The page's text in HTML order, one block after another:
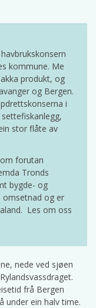
kommune. Me
produkt, og
og Bergen.
i
stor flåte av
forutan
Tronds
bygde- og
omsetnad og er
Les om oss
nede ved sjøen
frå Bergen
under ein halv time.